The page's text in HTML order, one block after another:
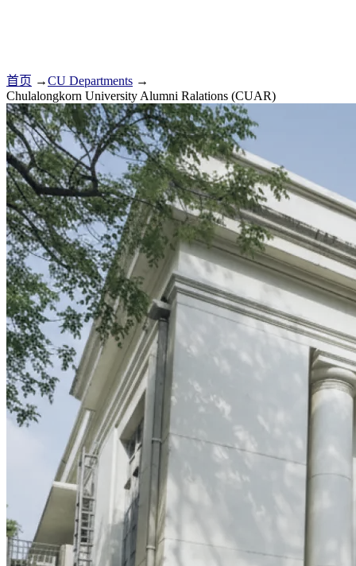
首页 →CU Departments →
Chulalongkorn University Alumni Ralations (CUAR)